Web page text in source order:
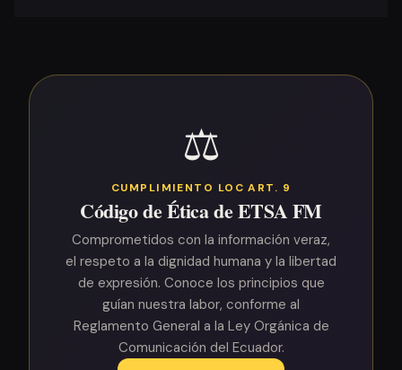
⚖️
CUMPLIMIENTO LOC ART. 9
Código de Ética de ETSA FM
Comprometidos con la información veraz,
el respeto a la dignidad humana y la libertad
de expresión. Conoce los principios que
guían nuestra labor, conforme al
Reglamento General a la Ley Orgánica de
Comunicación del Ecuador.